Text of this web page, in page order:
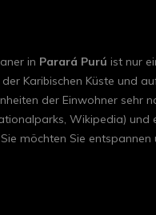
in Parará Purú ist nur
Karibischen Küste und
der Einwohner sehr
Wikipedia)
möchten Sie